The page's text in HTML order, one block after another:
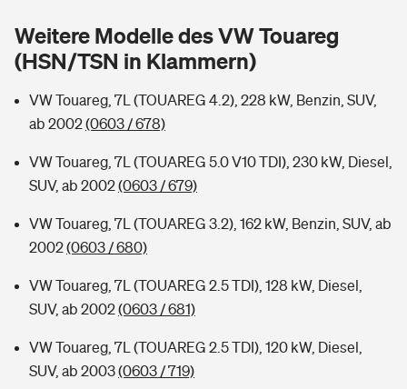
Wer versichert was: Jetzt Versicherer finden
Sie haben Fragen?
Musikinstrumentenversicherung
Zur Übersicht
Kinderunfall-Check: Mehr Sicherheit für deine Kids
Typklassen: So ist Ihr Auto eingestuft
Rentenrechner: Wie viel Geld bekomme ich im Alter?
Weitere Modelle des VW Touareg
(HSN/TSN in Klammern)
VW Touareg, 7L (TOUAREG 4.2), 228 kW, Benzin, SUV,
ab 2002(0603 / 678)
VW Touareg, 7L (TOUAREG 5.0 V10 TDI), 230 kW, Diesel,
SUV, ab 2002(0603 / 679)
VW Touareg, 7L (TOUAREG 3.2), 162 kW, Benzin, SUV, ab
2002(0603 / 680)
VW Touareg, 7L (TOUAREG 2.5 TDI), 128 kW, Diesel,
SUV, ab 2002(0603 / 681)
VW Touareg, 7L (TOUAREG 2.5 TDI), 120 kW, Diesel,
SUV, ab 2003(0603 / 719)